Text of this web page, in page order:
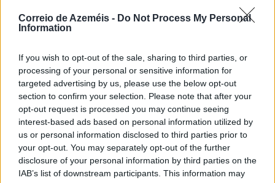
Correio de Azeméis - Do Not Process My Personal
Information
If you wish to opt-out of the sale, sharing to third parties, or
processing of your personal or sensitive information for
targeted advertising by us, please use the below opt-out
section to confirm your selection. Please note that after your
opt-out request is processed you may continue seeing
interest-based ads based on personal information utilized by
us or personal information disclosed to third parties prior to
your opt-out. You may separately opt-out of the further
disclosure of your personal information by third parties on the
IAB’s list of downstream participants. This information may
Céu de Oliveira de Azeméis iluminou-se com a
primeira largada de fogo das Festas de La Salette
10/08/2026